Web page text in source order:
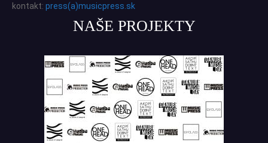
kontakt: press(a)musicpress.sk
NAŠE PROJEKTY